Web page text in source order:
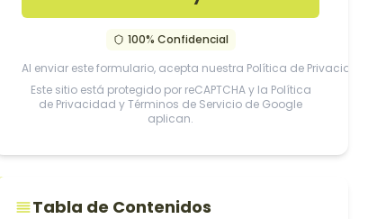
100% Confidencial
Al enviar este formulario, acepta nuestra Política de Privacidad
Este sitio está protegido por reCAPTCHA y la Política
de Privacidad yTérminos de Servicio de Google
aplican.
Tabla de Contenidos